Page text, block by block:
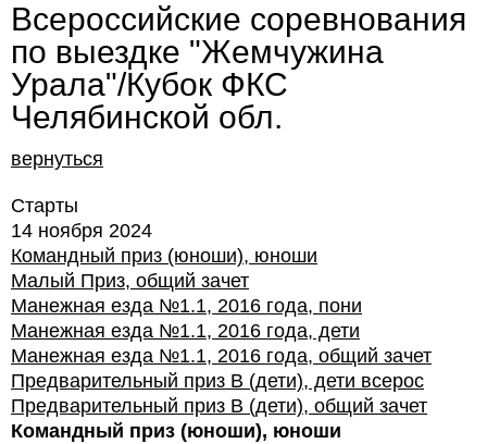
Всероссийские соревнования
по выездке "Жемчужина
Урала"/Кубок ФКС
Челябинской обл.
вернуться
Старты
14 ноября 2024
Командный приз (юноши), юноши
Малый Приз, общий зачет
Манежная езда №1.1, 2016 года, пони
Манежная езда №1.1, 2016 года, дети
Манежная езда №1.1, 2016 года, общий зачет
Предварительный приз В (дети), дети всерос
Предварительный приз В (дети), общий зачет
Командный приз (юноши), юноши